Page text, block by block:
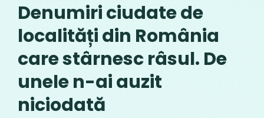
Denumiri ciudate de
localități din România
care stârnesc râsul. De
unele n-ai auzit
niciodată